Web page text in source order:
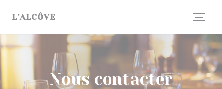
L’ALCÔVE
Nous contacter